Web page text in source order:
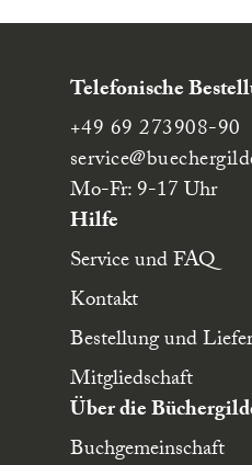
Telefonische
+49 69 273908-90
service
Mo-Fr: 9-17 Uhr
Hilfe
Service und FAQ
Kontakt
Bestellung und
Mitgliedschaft
Über die
Buchgemeinschaft